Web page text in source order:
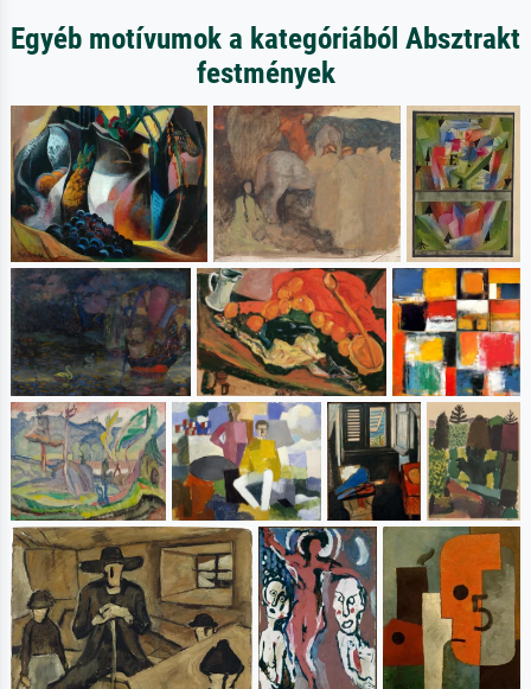
Egyéb motívumok a kategóriából Absztrakt
festmények